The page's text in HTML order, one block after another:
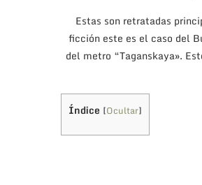
Estas son retratadas
ficción este es el caso del
del metro “Taganskaya».
Índice [Ocultar]